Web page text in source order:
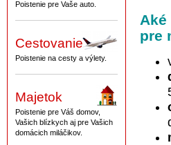
Poistenie pre Vaše auto.
Cestovanie
Poistenie na cesty a výlety.
Majetok
Poistenie pre Váš domov,
Vašich blízkych aj pre Vašich
domácich miláčikov.
pre